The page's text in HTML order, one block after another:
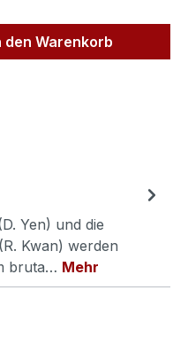
den
den Warenkorb
Yen) und die
Kwan) werden
bruta… Mehr